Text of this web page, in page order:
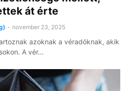
át érte
- november 23, 2025
azoknak a véradóknak, akik
A vér…